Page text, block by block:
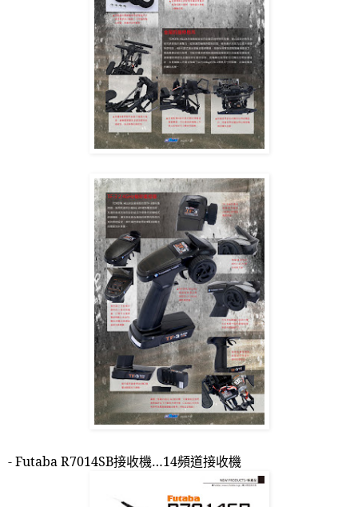
- Futaba R7014SB接收機…14頻道接收機